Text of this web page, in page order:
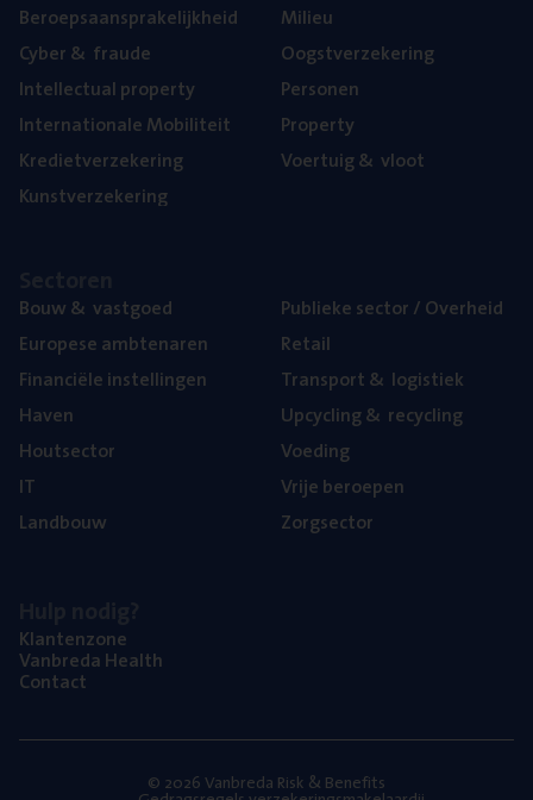
Beroeps­aan­spra­ke­lijk­heid
Cyber& fraude
Intel­lec­tu­al property
Inter­na­ti­o­na­le Mobiliteit
Kre­diet­ver­ze­ke­ring
Kunst­ver­ze­ke­ring
Mili­eu
Oogst­ver­ze­ke­ring
Per­so­nen
Pro­per­ty
Voer­tuig& vloot
Bouw& vastgoed
Euro­pe­se ambtenaren
Finan­ci­ë­le instellingen
Haven
Hout­sec­tor
IT
Land­bouw
Publie­ke sec­tor / Overheid
Retail
Trans­port& logistiek
Upcy­cling& recycling
Voe­ding
Vrije beroe­pen
Zorg­sec­tor
Klan­ten­zo­ne
Van­b­re­da Health
Con­tact
© 2026 Vanbreda Risk & Benefits